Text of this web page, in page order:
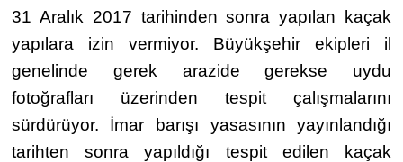
31 Aralık 2017 tarihinden sonra yapılan kaçak
yapılara izin vermiyor. Büyükşehir ekipleri il
genelinde gerek arazide gerekse uydu
fotoğrafları üzerinden tespit çalışmalarını
sürdürüyor. İmar barışı yasasının yayınlandığı
tarihten sonra yapıldığı tespit edilen kaçak